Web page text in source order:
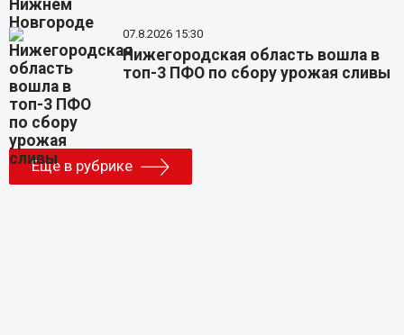
07.8.2026 15:30
Нижегородская область вошла в
топ-3 ПФО по сбору урожая сливы
Еще в рубрике